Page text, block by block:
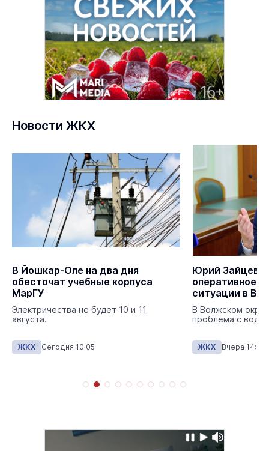
Новости ЖКХ
В Йошкар-Оле на два дня
обесточат учебные корпуса
МарГУ
Электричества не будет 10 и 11
августа.
ЖКХ Сегодня 10:05
Юрий Зайцев
оперативное
ситуации в
В Волжском
проблема с
ЖКХ Вчера 14:28